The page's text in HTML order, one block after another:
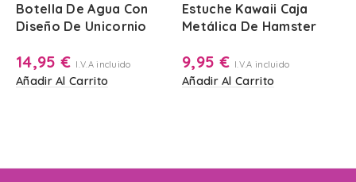
Botella De Agua Con
Diseño De Unicornio
14,95€ I.V.A incluido
Añadir Al Carrito
Estuche Kawaii Caja
Metálica De Hamster
9,95€ I.V.A incluido
Añadir Al Carrito